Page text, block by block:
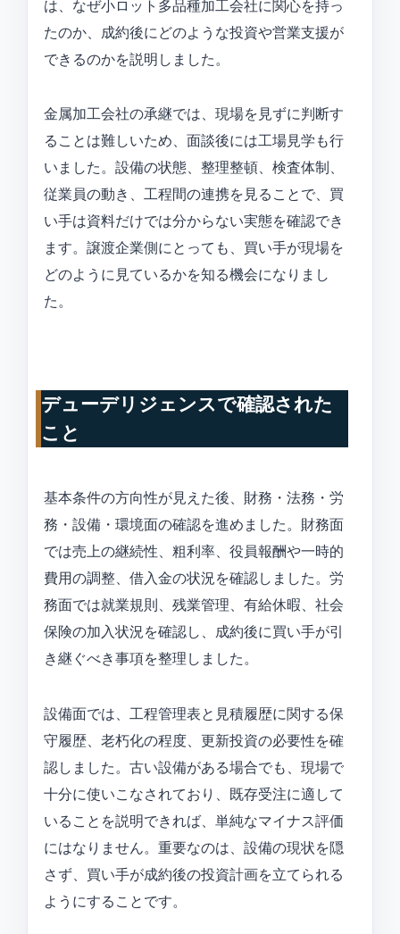
は、なぜ小ロット多品種加工会社に関心を持っ
たのか、成約後にどのような投資や営業支援が
できるのかを説明しました。
金属加工会社の承継では、現場を見ずに判断す
ることは難しいため、面談後には工場見学も行
いました。設備の状態、整理整頓、検査体制、
従業員の動き、工程間の連携を見ることで、買
い手は資料だけでは分からない実態を確認でき
ます。譲渡企業側にとっても、買い手が現場を
どのように見ているかを知る機会になりまし
た。
デューデリジェンスで確認された
こと
基本条件の方向性が見えた後、財務・法務・労
務・設備・環境面の確認を進めました。財務面
では売上の継続性、粗利率、役員報酬や一時的
費用の調整、借入金の状況を確認しました。労
務面では就業規則、残業管理、有給休暇、社会
保険の加入状況を確認し、成約後に買い手が引
き継ぐべき事項を整理しました。
設備面では、工程管理表と見積履歴に関する保
守履歴、老朽化の程度、更新投資の必要性を確
認しました。古い設備がある場合でも、現場で
十分に使いこなされており、既存受注に適して
いることを説明できれば、単純なマイナス評価
にはなりません。重要なのは、設備の現状を隠
さず、買い手が成約後の投資計画を立てられる
ようにすることです。